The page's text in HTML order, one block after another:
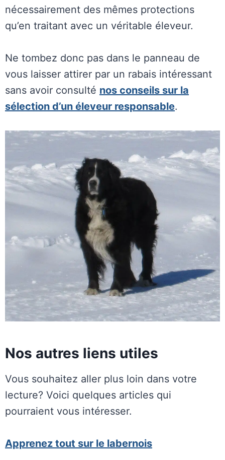
nécessairement des mêmes protections
qu’en traitant avec un véritable éleveur.
Ne tombez donc pas dans le panneau de
vous laisser attirer par un rabais intéressant
sans avoir consulté nos conseils sur la
sélection d’un éleveur responsable.
Nos autres liens utiles
Vous souhaitez aller plus loin dans votre
lecture? Voici quelques articles qui
pourraient vous intéresser.
Apprenez tout sur le labernois